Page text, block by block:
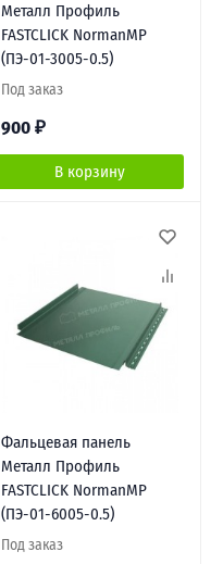
Металл Профиль
FASTCLICK NormanMP
(ПЭ-01-3005-0.5)
Под заказ
900 ₽
В корзину
Фальцевая панель
Металл Профиль
FASTCLICK NormanMP
(ПЭ-01-6005-0.5)
Под заказ